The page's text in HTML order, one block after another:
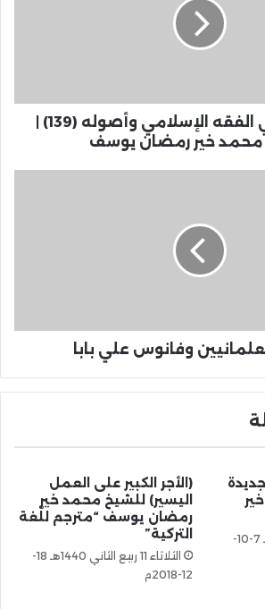
كتب جديدة في الفقه الإسلامي وأصوله (139) |
محمد خير رمضان يوسف
وفانوس علي بابا
الأحد 27 محرم 1440هـ 7-10-
(الأجر الكبير على العمل
اليسير) للشيخ محمد خير
رمضان يوسف “مترجم للّغة
التركية”
الثلاثاء 11 ربيع الثاني 1440هـ 18-
12-2018م